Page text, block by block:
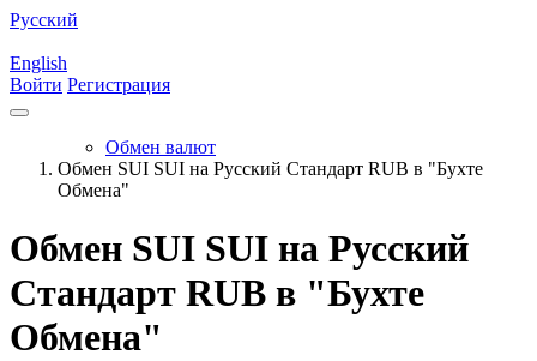
Русский
English
Войти Регистрация
Обмен валют
Обмен SUI SUI на Русский Стандарт RUB в "Бухте
Обмена"
Обмен SUI SUI на Русский
Стандарт RUB в "Бухте
Обмена"